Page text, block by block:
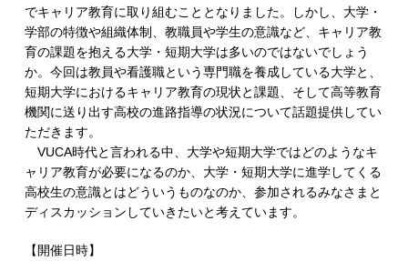
でキャリア教育に取り組むこととなりました。しかし、大学・
学部の特徴や組織体制、教職員や学生の意識など、キャリア教
育の課題を抱える大学・短期大学は多いのではないでしょう
か。今回は教員や看護職という専門職を養成している大学と、
短期大学におけるキャリア教育の現状と課題、そして高等教育
機関に送り出す高校の進路指導の状況について話題提供してい
ただきます。
VUCA時代と言われる中、大学や短期大学ではどのようなキ
ャリア教育が必要になるのか、大学・短期大学に進学してくる
高校生の意識とはどういうものなのか、参加されるみなさまと
ディスカッションしていきたいと考えています。
【開催日時】